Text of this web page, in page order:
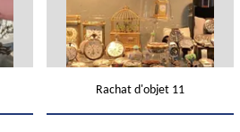
Rachat d'objet 11